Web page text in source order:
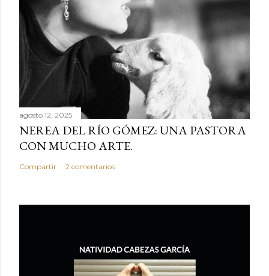
agosto 12, 2025
NEREA DEL RÍO GÓMEZ: UNA PASTORA
CON MUCHO ARTE.
Compartir 2 comentarios